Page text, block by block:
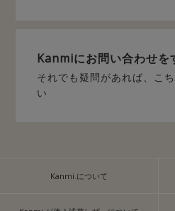
Kanmiにお問い合わせを
それでも疑問があれば、
こ
い
Kanmi.について